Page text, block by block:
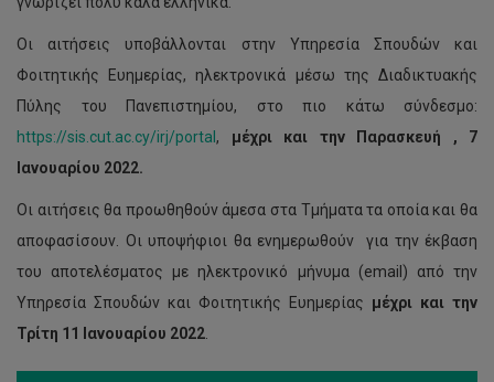
Οι αιτήσεις υποβάλλονται στην Υπηρεσία Σπουδών και
Φοιτητικής Ευημερίας, ηλεκτρονικά μέσω της Διαδικτυακής
Πύλης του Πανεπιστημίου, στο πιο κάτω σύνδεσμο:
https://sis.cut.ac.cy/irj/portal , μέχρι και την Παρασκευή , 7
Ιανουαρίου 2022.
Οι αιτήσεις θα προωθηθούν άμεσα στα Τμήματα τα οποία και θα
αποφασίσουν. Οι υποψήφιοι θα ενημερωθούν για την έκβαση
του αποτελέσματος με ηλεκτρονικό μήνυμα (email) από την
Υπηρεσία Σπουδών και Φοιτητικής Ευημερίας μέχρι και την
Τρίτη 11 Ιανουαρίου 2022